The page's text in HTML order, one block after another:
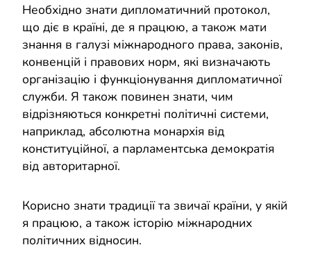
Необхідно знати дипломатичний протокол,
що діє в країні, де я працюю, а також мати
знання в галузі міжнародного права, законів,
конвенцій і правових норм, які визначають
організацію і функціонування дипломатичної
служби. Я також повинен знати, чим
відрізняються конкретні політичні системи,
наприклад, абсолютна монархія від
конституційної, а парламентська демократія
від авторитарної.
Корисно знати традиції та звичаї країни, у якій
я працюю, а також історію міжнародних
політичних відносин.